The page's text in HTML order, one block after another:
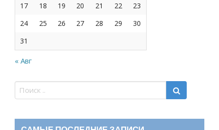
17
18 19 20 21 22
23
24
25 26 27 28 29
30
31
« Авг